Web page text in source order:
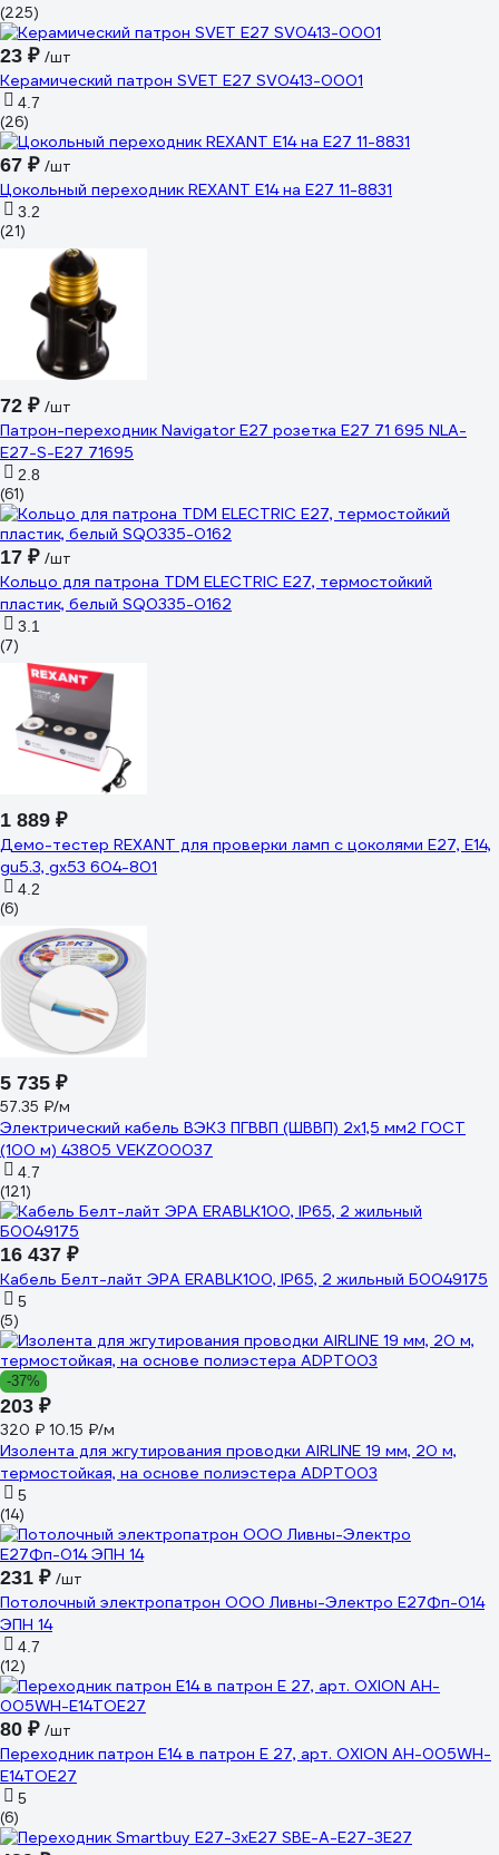
(225)
23 ₽ /шт
Керамический патрон SVET Е27 SV0413-0001
4.7
(26)
67 ₽ /шт
Цокольный переходник REXANT Е14 на Е27 11-8831
3.2
(21)
72 ₽ /шт
Патрон-переходник Navigator Е27 розетка Е27 71 695 NLA-
E27-S-E27 71695
2.8
(61)
17 ₽ /шт
Кольцо для патрона TDM ELECTRIC Е27, термостойкий
пластик, белый SQ0335-0162
3.1
(7)
1 889 ₽
Демо-тестер REXANT для проверки ламп с цоколями Е27, Е14,
gu5.3, gx53 604-801
4.2
(6)
5 735 ₽
57.35 ₽/м
Электрический кабель ВЭКЗ ПГВВП (ШВВП) 2x1,5 мм2 ГОСТ
(100 м) 43805 VEKZ00037
4.7
(121)
16 437 ₽
Кабель Белт-лайт ЭРА ERABLK100, IP65, 2 жильный Б0049175
5
(5)
-37%
203 ₽
320 ₽ 10.15 ₽/м
Изолента для жгутирования проводки AIRLINE 19 мм, 20 м,
термостойкая, на основе полиэстера ADPT003
5
(14)
231 ₽ /шт
Потолочный электропатрон ООО Ливны-Электро Е27Фп-014
ЭПН 14
4.7
(12)
80 ₽ /шт
Переходник патрон Е14 в патрон Е 27, арт. OXION AH-005WH-
E14TOE27
5
(6)